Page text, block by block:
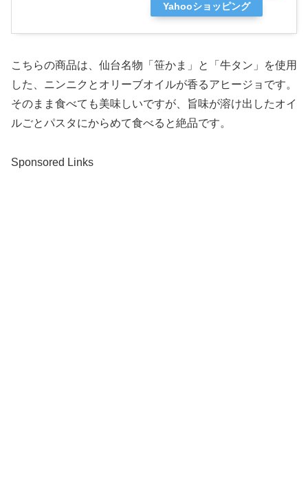
Yahooショッピング
こちらの商品は、仙台名物「笹かま」と「牛タン」を使用
した、ニンニクとオリーブオイルが香るアヒージョです。
そのまま食べても美味しいですが、旨味が溶け出したオイ
ルごとパスタにからめて食べると絶品です。
Sponsored Links